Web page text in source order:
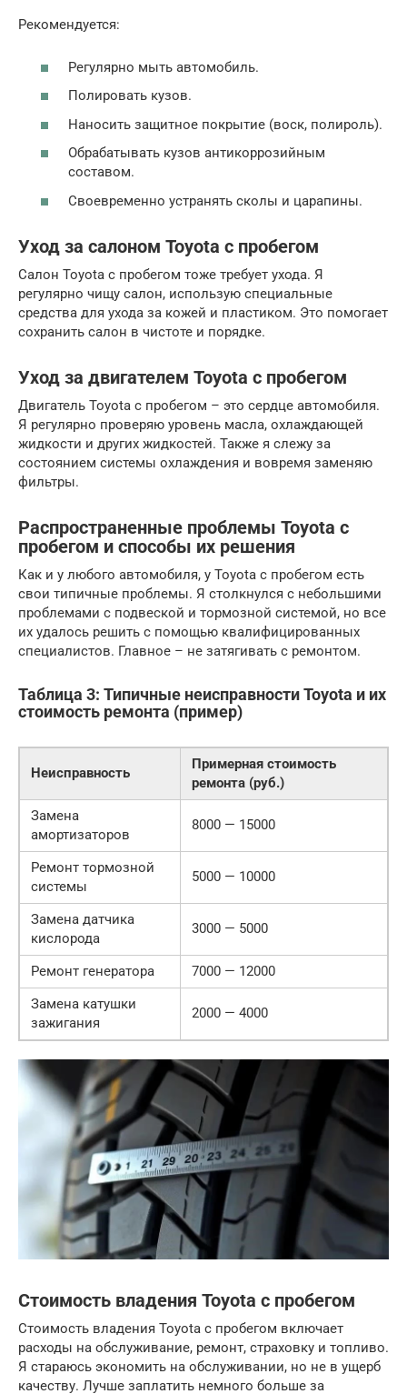
Рекомендуется:
Регулярно мыть автомобиль.
Полировать кузов.
Наносить защитное покрытие (воск, полироль).
Обрабатывать кузов антикоррозийным
составом.
Своевременно устранять сколы и царапины.
Уход за салоном Toyota с пробегом
Салон Toyota с пробегом тоже требует ухода. Я
регулярно чищу салон, использую специальные
средства для ухода за кожей и пластиком. Это помогает
сохранить салон в чистоте и порядке.
Уход за двигателем Toyota с пробегом
Двигатель Toyota с пробегом – это сердце автомобиля.
Я регулярно проверяю уровень масла, охлаждающей
жидкости и других жидкостей. Также я слежу за
состоянием системы охлаждения и вовремя заменяю
фильтры.
Распространенные проблемы Toyota с
пробегом и способы их решения
Как и у любого автомобиля, у Toyota с пробегом есть
свои типичные проблемы. Я столкнулся с небольшими
проблемами с подвеской и тормозной системой, но все
их удалось решить с помощью квалифицированных
специалистов. Главное – не затягивать с ремонтом.
Таблица 3: Типичные неисправности Toyota и их
стоимость ремонта (пример)
Неисправность
Примерная стоимость
ремонта (руб.)
Замена
амортизаторов
8000 — 15000
Ремонт тормозной
системы
5000 — 10000
Замена датчика
кислорода
3000 — 5000
Ремонт генератора
7000 — 12000
Замена катушки
зажигания
2000 — 4000
Стоимость владения Toyota с пробегом
Стоимость владения Toyota с пробегом включает
расходы на обслуживание, ремонт, страховку и топливо.
Я стараюсь экономить на обслуживании, но не в ущерб
качеству. Лучше заплатить немного больше за